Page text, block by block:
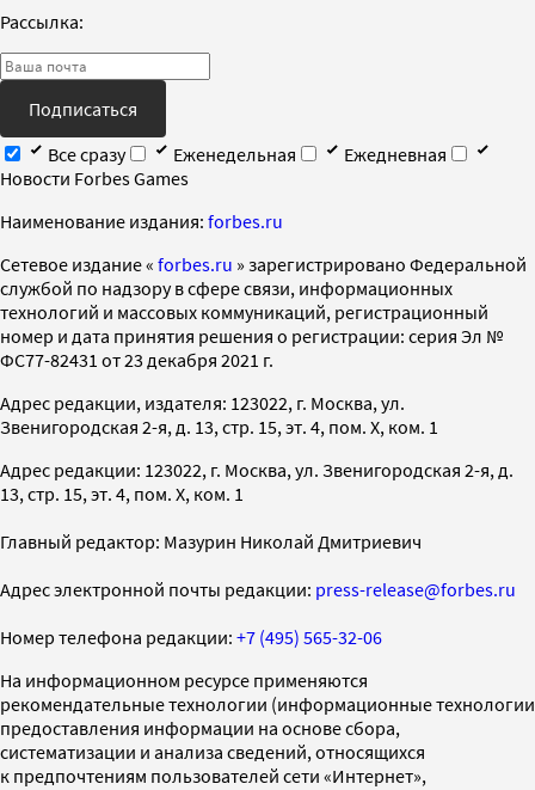
Рассылка:
Подписаться
Все сразу
Еженедельная
Ежедневная
Новости Forbes Games
Наименование издания: forbes.ru
Cетевое издание « forbes.ru » зарегистрировано Федеральной
службой по надзору в сфере связи, информационных
технологий и массовых коммуникаций, регистрационный
номер и дата принятия решения о регистрации: серия Эл №
ФС77-82431 от 23 декабря 2021 г.
Адрес редакции, издателя: 123022, г. Москва, ул.
Звенигородская 2-я, д. 13, стр. 15, эт. 4, пом. X, ком. 1
Адрес редакции: 123022, г. Москва, ул. Звенигородская 2-я, д.
13, стр. 15, эт. 4, пом. X, ком. 1
Главный редактор: Мазурин Николай Дмитриевич
Адрес электронной почты редакции: press-release@forbes.ru
Номер телефона редакции: +7 (495) 565-32-06
На информационном ресурсе применяются
рекомендательные технологии (информационные технологии
предоставления информации на основе сбора,
систематизации и анализа сведений, относящихся
к предпочтениям пользователей сети «Интернет»,